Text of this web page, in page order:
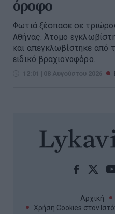
όροφο
Φωτιά ξέσπασε σε
Αθήνας. Άτομο
και απεγκλωβίστηκε από
ειδικό βραχιονοφόρο.
12:01 | 08 Αυγούστου 2026
Αρχική
Χρήση Cookies στον